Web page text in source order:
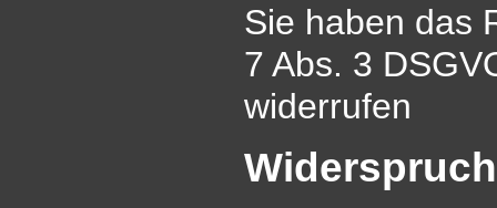
Sie haben das
7 Abs. 3
widerrufen